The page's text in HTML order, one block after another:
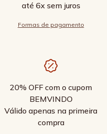
até 6x sem juros
Formas de pagamento
20% OFF com o cupom
BEMVINDO
Válido apenas na primeira
compra